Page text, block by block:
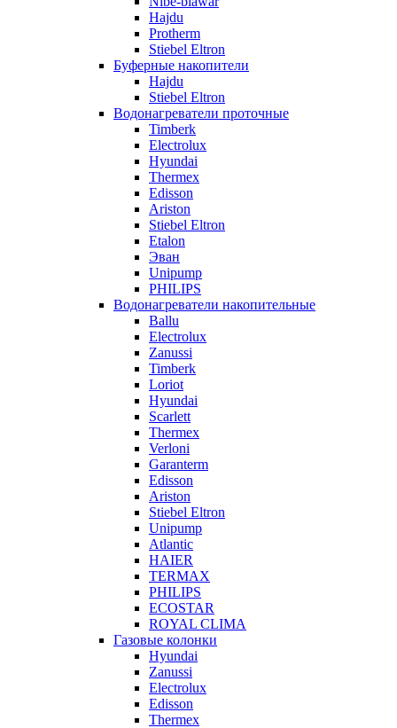
Hajdu
Protherm
Stiebel Eltron
Буферные накопители
Hajdu
Stiebel Eltron
Водонагреватели проточные
Timberk
Electrolux
Hyundai
Thermex
Edisson
Ariston
Stiebel Eltron
Etalon
Эван
Unipump
PHILIPS
Водонагреватели накопительные
Ballu
Electrolux
Zanussi
Timberk
Loriot
Hyundai
Scarlett
Thermex
Verloni
Garanterm
Edisson
Ariston
Stiebel Eltron
Unipump
Atlantic
HAIER
TERMAX
PHILIPS
ECOSTAR
ROYAL CLIMA
Газовые колонки
Hyundai
Zanussi
Electrolux
Edisson
Thermex